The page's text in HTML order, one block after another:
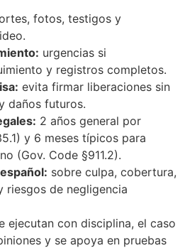
fotos, testigos y
urgencias si
y registros completos.
evita firmar liberaciones sin
daños futuros.
2 años general por
y 6 meses típicos para
(Gov. Code §911.2).
sobre culpa, cobertura,
riesgos de negligencia
ejecutan con disciplina, el caso
y se apoya en pruebas